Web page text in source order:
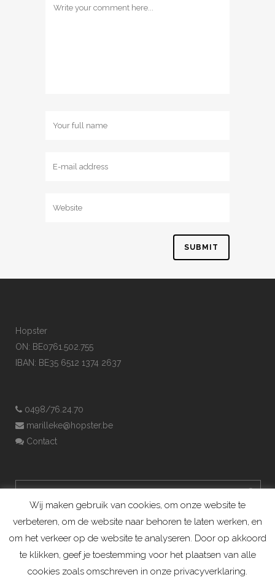
Hopster
ON: BE0761.502.755
IBAN: BE35 6512 1374 2637
0498/76.24.70
marilleke@hopster.be
Contact
Wij maken gebruik van cookies, om onze website te
verbeteren, om de website naar behoren te laten werken, en
om het verkeer op de website te analyseren. Door op akkoord
te klikken, geef je toestemming voor het plaatsen van alle
cookies zoals omschreven in onze privacyverklaring.